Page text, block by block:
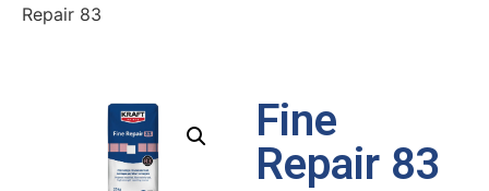
Repair 83
Fine
Repair 83